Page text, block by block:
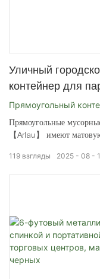
Уличный
контейнер для
Прямоугольный
нержавеющей стали
Прямоугольные
【Arlau】 имеют
2025 08
119 взгляды